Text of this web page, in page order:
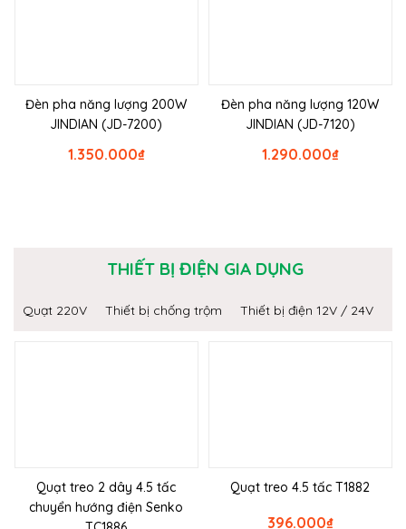
Đèn pha năng lượng 200W
JINDIAN (JD-7200)
₫
1.350.000
Đèn pha năng lượng 120W
JINDIAN (JD-7120)
₫
1.290.000
THIẾT BỊ ĐIỆN GIA DỤNG
Quạt 220V Thiết bị chống trộm Thiết bị điện 12V / 24V
Quạt treo 2 dây 4.5 tấc
chuyển hướng điện Senko
Quạt treo 4.5 tấc T1882
₫
396.000